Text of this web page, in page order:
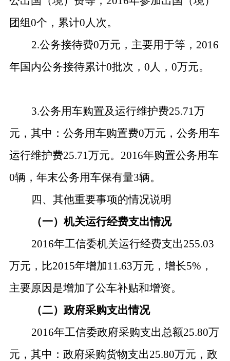
团组0个，累计0人次。
2.公务接待费0万元，主要用于等，2016
年国内公务接待累计0批次，0人，0万元。
3.公务用车购置及运行维护费25.71万
元，其中：公务用车购置费0万元，公务用车
运行维护费25.71万元。2016年购置公务用车
0辆，年末公务用车保有量3辆。
四、其他重要事项的情况说明
（一）机关运行经费支出情况
2016年工信委机关运行经费支出255.03
万元，比2015年增加11.63万元，增长5%，
主要原因是增加了公车补贴和增资。
（二）政府采购支出情况
2016年工信委政府采购支出总额25.80万
元，其中：政府采购货物支出25.80万元，政